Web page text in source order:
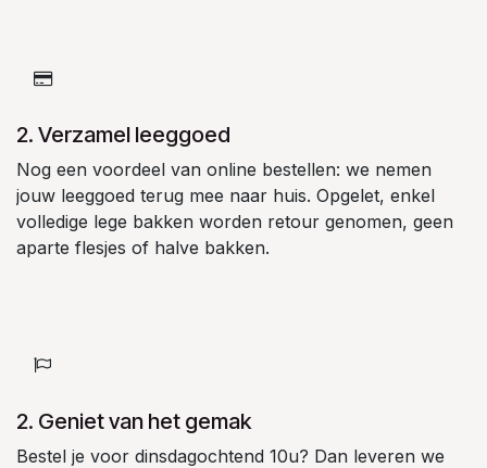
2. Verzamel leeggoed
Nog een voordeel van online bestellen: we nemen
jouw leeggoed terug mee naar huis. Opgelet, enkel
volledige lege bakken worden retour genomen, geen
aparte flesjes of halve bakken.
2. Geniet van het gemak
Bestel je voor dinsdagochtend 10u? Dan leveren we